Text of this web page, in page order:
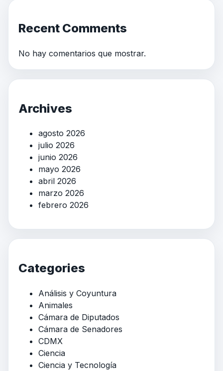
Recent Comments
No hay comentarios que mostrar.
Archives
agosto 2026
julio 2026
junio 2026
mayo 2026
abril 2026
marzo 2026
febrero 2026
Categories
Análisis y Coyuntura
Animales
Cámara de Diputados
Cámara de Senadores
CDMX
Ciencia
Ciencia y Tecnología